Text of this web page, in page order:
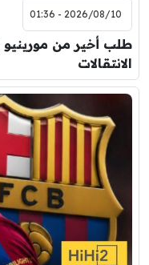
2026/08/10 - 01:36
طلب أخير من مورينيو
الانتقالات